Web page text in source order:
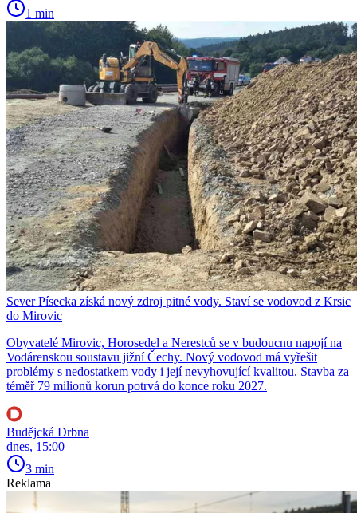
1 min
Sever Písecka získá nový zdroj pitné vody. Staví se vodovod z Krsic
do Mirovic
Obyvatelé Mirovic, Horosedel a Nerestců se v budoucnu napojí na
Vodárenskou soustavu jižní Čechy. Nový vodovod má vyřešit
problémy s nedostatkem vody i její nevyhovující kvalitou. Stavba za
téměř 79 milionů korun potrvá do konce roku 2027.
Budějcká Drbna
dnes, 15:00
3 min
Reklama